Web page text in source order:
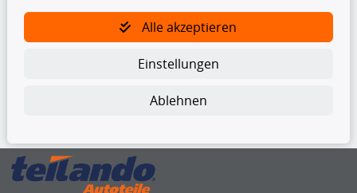
TecDoc Inside
Die hier angezeigten Daten insbesondere die gesamte Datenbank dürfen
Es ist zu unterlassen, die Daten oder die gesamte Datenbank ohne
vorherige Zustimmung von TecDoc zu vervielfältigen, zu verbreiten
und/oder diese Handlungen durch Dritte ausführen zu lassen. Ein
Zuwiderhandeln stellt eine Urheberrechtsverletzung dar und wird verfolgt.
Alle akzeptieren
Einstellungen
Ablehnen